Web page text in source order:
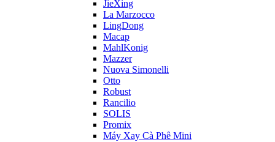
JieXing
La Marzocco
LingDong
Macap
MahlKonig
Mazzer
Nuova Simonelli
Otto
Robust
Rancilio
SOLIS
Promix
Máy Xay Cà Phê Mini